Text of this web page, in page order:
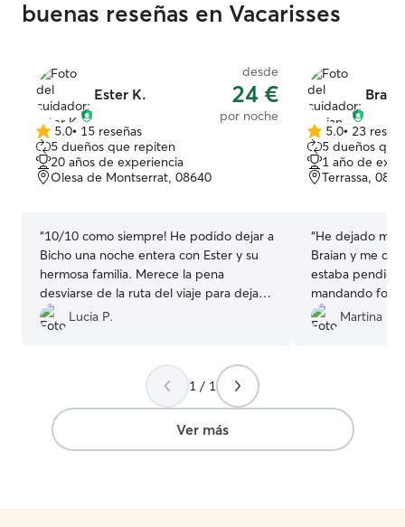
buenas reseñas en Vacarisses
Ester K.
desde
24 €
por noche
5.0
de
5
estrellas
5.0• 15 reseñas
5 dueños que repiten
20 años de experiencia
Olesa de Montserrat, 08640
“10/10 como siempre! He podido dejar a
Bicho una noche entera con Ester y su
hermosa familia. Merece la pena
desviarse de la ruta del viaje para dejar a
mi perro en las mejores manos. Comió,
paseo y durmió super bien y agusto, lo
por todo, volveré a repetir porque es el
lugar más seguro y donde puedo
relajarme con la certeza de que está en
las mejores manos!!
Lucia P.
5.0
de
5
estrellas
5.0• 23
5 dueños
1 año de
Terrassa,
“He dejado mi
Braian y me
estaba
mandando
en otra ocasión.
Martina D.
1 / 1
Ver más